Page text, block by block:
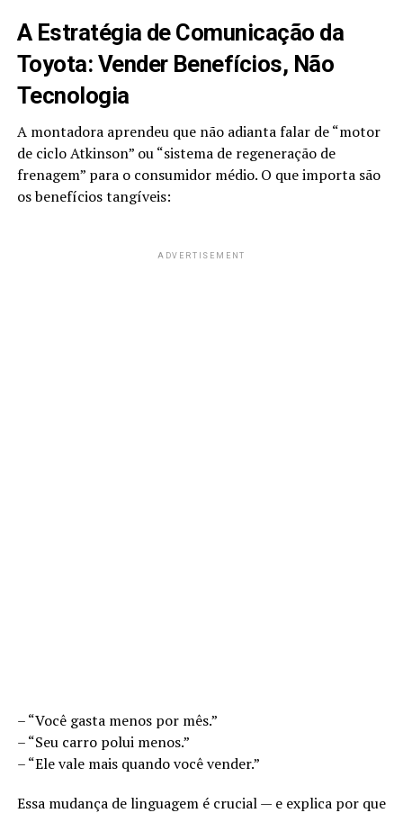
A Estratégia de Comunicação da
Toyota: Vender Benefícios, Não
Tecnologia
A montadora aprendeu que não adianta falar de “motor
de ciclo Atkinson” ou “sistema de regeneração de
frenagem” para o consumidor médio. O que importa são
os benefícios tangíveis:
ADVERTISEMENT
– “Você gasta menos por mês.”
– “Seu carro polui menos.”
– “Ele vale mais quando você vender.”
Essa mudança de linguagem é crucial — e explica por que